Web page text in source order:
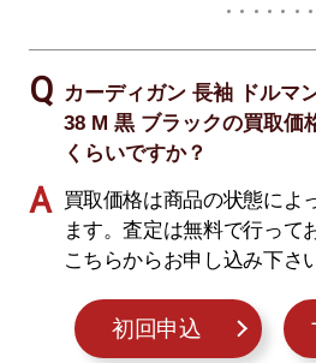
カーディガン 長袖 ドルマ
38 M 黒 ブラックの買取価
くらいですか？
買取価格は商品の状態によ
ます。査定は無料で行って
こちらからお申し込み下さ
初回申込